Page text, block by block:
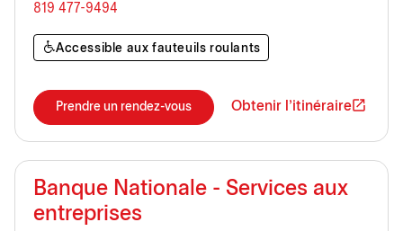
819 477-9494
Accessible aux fauteuils roulants
Prendre un rendez-vous Obtenir l'itinéraire
Banque Nationale - Services aux
entreprises